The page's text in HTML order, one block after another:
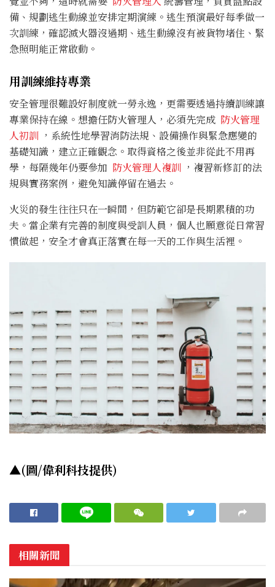
備、規劃逃生動線並安排定期演練。逃生預演最好每季做一
次訓練，確認滅火器沒過期、逃生動線沒有被貨物堵住、緊
急照明能正常啟動。
用訓練維持專業
安全管理很難設好制度就一勞永逸，更需要透過持續訓練讓
專業保持在線。想擔任防火管理人，必須先完成 防火管理
人初訓 ，系統性地學習消防法規、設備操作與緊急應變的
基礎知識，建立正確觀念。取得資格之後並非從此不用再
學，每隔幾年仍要參加 防火管理人複訓 ，複習新修訂的法
規與實務案例，避免知識停留在過去。
火災的發生往往只在一瞬間，但防範它卻是長期累積的功
夫。當企業有完善的制度與受訓人員，個人也願意從日常習
慣做起，安全才會真正落實在每一天的工作與生活裡。
▲(圖/偉利科技提供)
相關新聞